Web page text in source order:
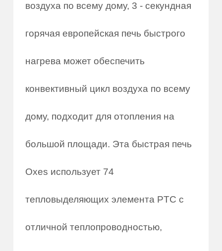
воздуха по всему дому, 3 - секундная
горячая европейская печь быстрого
нагрева может обеспечить
конвективный цикл воздуха по всему
дому, подходит для отопления на
большой площади. Эта быстрая печь
Oxes использует 74
тепловыделяющих элемента PTC с
отличной теплопроводностью,